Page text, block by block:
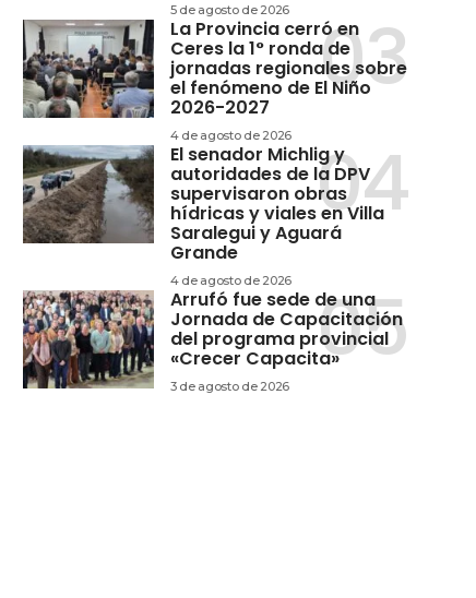
5 de agosto de 2026
La Provincia cerró en
Ceres la 1° ronda de
jornadas regionales sobre
el fenómeno de El Niño
2026-2027
4 de agosto de 2026
El senador Michlig y
autoridades de la DPV
supervisaron obras
hídricas y viales en Villa
Saralegui y Aguará
Grande
4 de agosto de 2026
Arrufó fue sede de una
Jornada de Capacitación
del programa provincial
«Crecer Capacita»
3 de agosto de 2026